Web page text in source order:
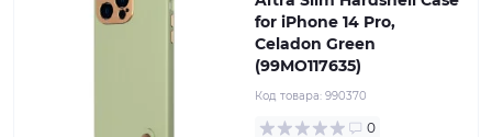
for iPhone 14 Pro,
Celadon Green
(99MO117635)
Код товара: 990370
0